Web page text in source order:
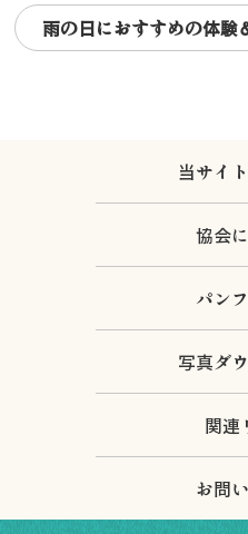
雨の日におすすめの体験
当サイ
協会
パン
写真ダ
関連
お問